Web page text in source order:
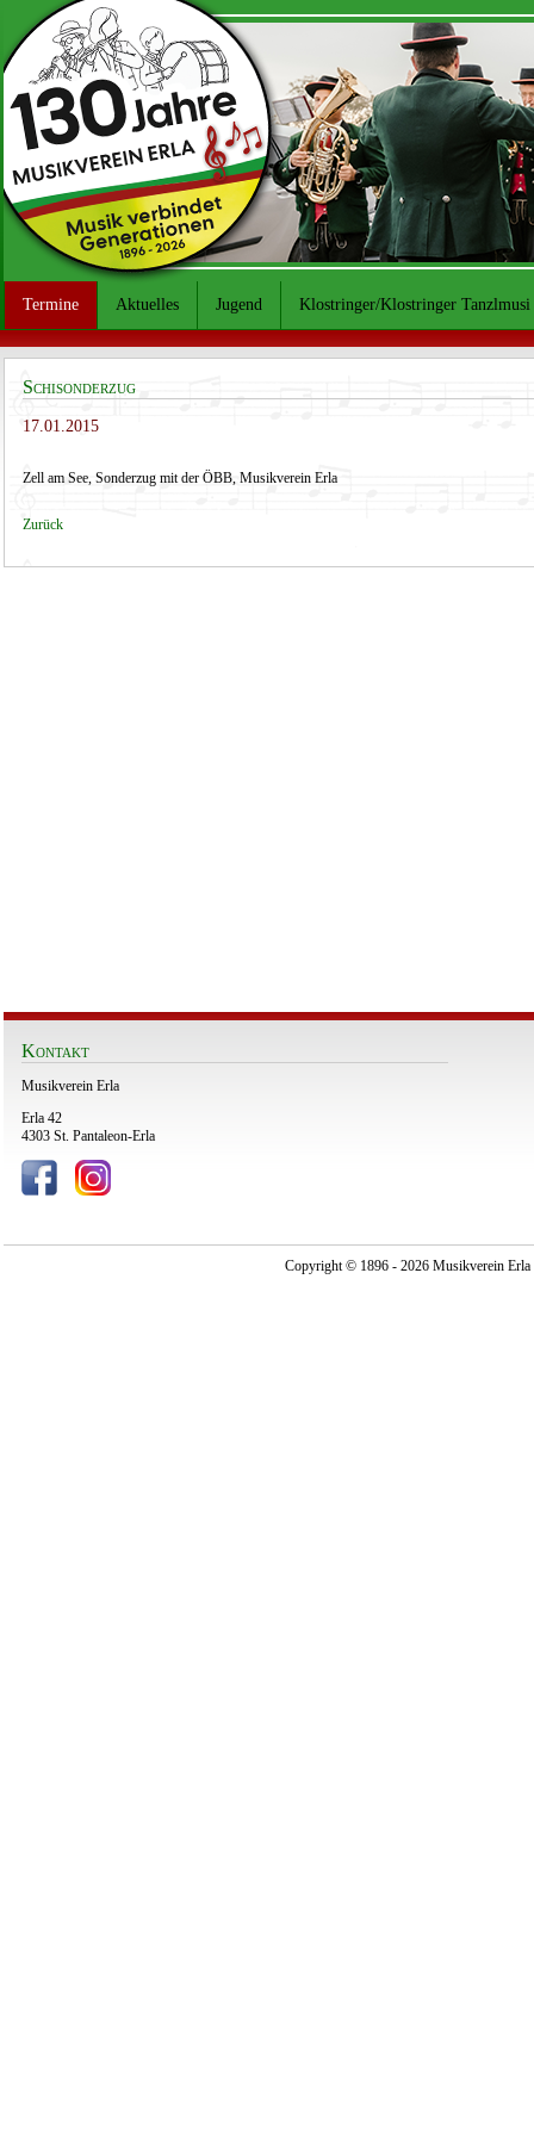
Termine Aktuelles Jugend Klostringer/Klostringer Tanzlmusi
Schisonderzug
17.01.2015
Zell am See, Sonderzug mit der ÖBB, Musikverein Erla
Zurück
Kontakt
Musikverein Erla
Erla 42
4303 St. Pantaleon-Erla
Copyright © 1896 - 2026 Musikverein Erla